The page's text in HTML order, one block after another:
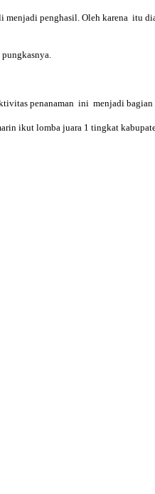
penghasil. Oleh karena itu
penanaman ini menjadi
ikut lomba juara 1 tingkat